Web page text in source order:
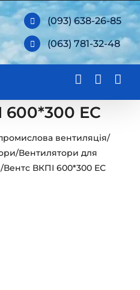
(093) 638-26-85
(063) 781-32-48
600*300 ЕС
вентиляція/
/Вентилятори для
/Вентс ВКПІ 600*300 ЕС